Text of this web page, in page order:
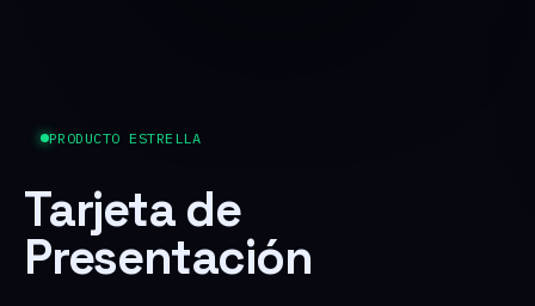
PRODUCTO ESTRELLA
Tarjeta de
Presentación